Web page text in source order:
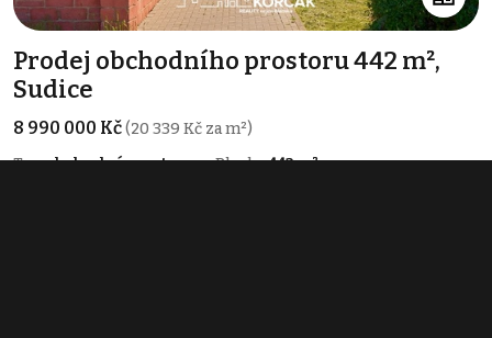
Prodej obchodního prostoru 442 m²,
Sudice
8 990 000 Kč(20 339 Kč za m²)
Typobchodní prostory Plocha442 m²